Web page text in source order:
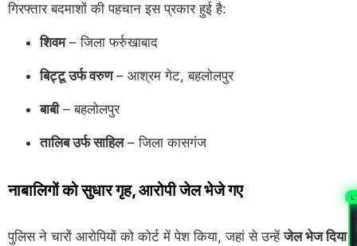
गिरफ्तार बदमाशों की पहचान इस प्रकार हुई है:
शिवम– जिला फर्रुखाबाद
बिट्टू उर्फ वरुण– आश्रम गेट, बहलोलपुर
बाबी– बहलोलपुर
तालिब उर्फ साहिल– जिला कासगंज
नाबालिगों को सुधार गृह, आरोपी जेल भेजे गए
पुलिस ने चारों आरोपियों को कोर्ट में पेश किया, जहां से उन्हेंजेल भेज दिया